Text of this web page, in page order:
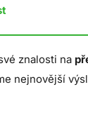
znalosti na
nejnovější